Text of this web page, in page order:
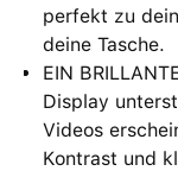
perfekt zu
deine Tasche.
EIN
Display
Videos
Kontrast und